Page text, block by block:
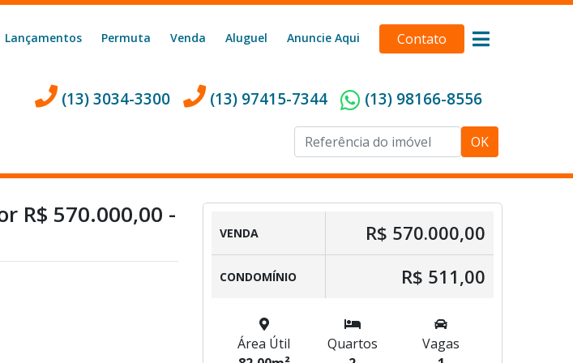
Lançamentos Permuta Venda Aluguel Anuncie Aqui Contato
(13) 3034-3300 (13) 97415-7344 (13) 98166-8556
OK
R$ 570.000,00 -
VENDA R$ 570.000,00
CONDOMÍNIO R$ 511,00
Área Útil
Quartos
Vagas